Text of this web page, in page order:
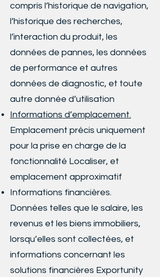
compris l’historique de navigation,
l’historique des recherches,
l’interaction du produit, les
données de pannes, les données
de performance et autres
données de diagnostic, et toute
autre donnée d’utilisation
Informations d’emplacement.
Emplacement précis uniquement
pour la prise en charge de la
fonctionnalité Localiser, et
emplacement approximatif
Informations financières.
Données telles que le salaire, les
revenus et les biens immobiliers,
lorsqu’elles sont collectées, et
informations concernant les
solutions financières Exportunity